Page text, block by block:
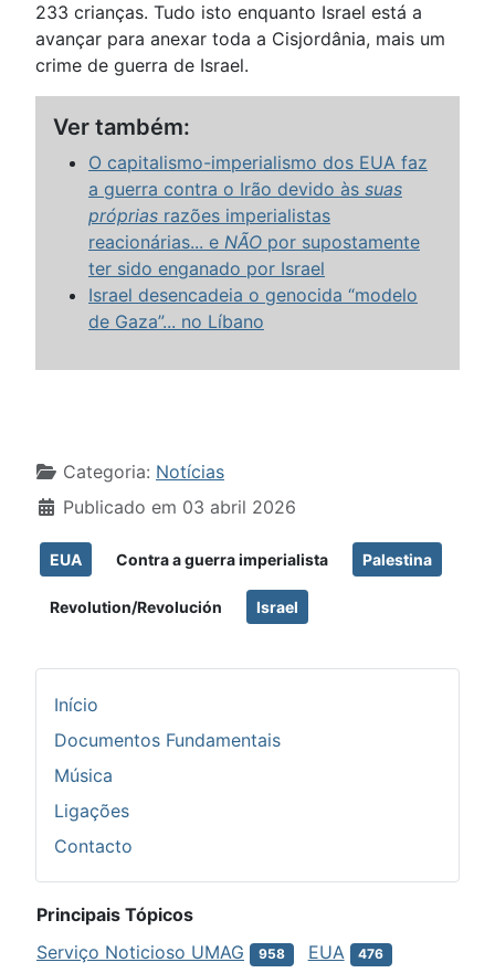
233 crianças. Tudo isto enquanto Israel está a
avançar para anexar toda a Cisjordânia, mais um
crime de guerra de Israel.
Ver também:
O capitalismo-imperialismo dos EUA faz
a guerra contra o Irão devido às suas
próprias razões imperialistas
reacionárias... e NÃO por supostamente
ter sido enganado por Israel
Israel desencadeia o genocida “modelo
de Gaza”... no Líbano
Detalhes
Categoria: Notícias
Publicado em 03 abril 2026
EUA Contra a guerra imperialista Palestina
Revolution/Revolución Israel
Início
Documentos Fundamentais
Música
Ligações
Contacto
Principais Tópicos
Serviço Noticioso UMAG
958 EUA 476